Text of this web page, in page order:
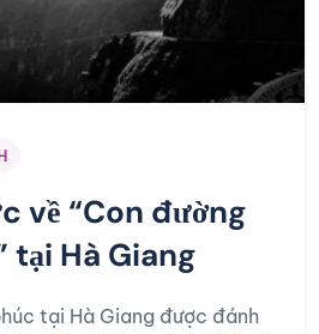
về “Con đường
tại Hà Giang
tại Hà Giang được đánh